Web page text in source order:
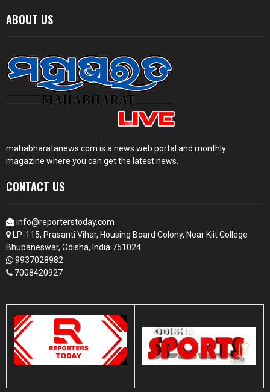
ABOUT US
mahabharatanews.com is a news web portal and monthly
magazine where you can get the latest news.
CONTACT US
info@reporterstoday.com
LP-115, Prasanti Vihar, Housing Board Colony, Near Kiit College
Bhubaneswar, Odisha, India 751024
9937028982
7008420927